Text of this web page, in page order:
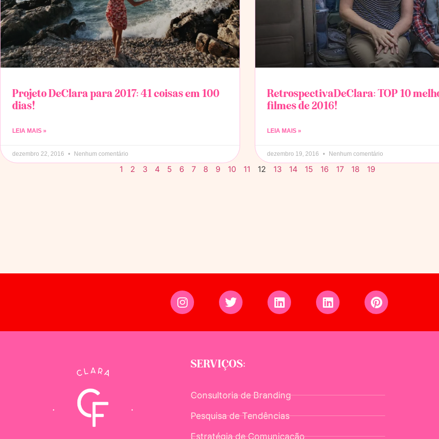
Projeto DeClara para 2017: 41 coisas em 100
dias!
LEIA MAIS »
dezembro 22, 2016 Nenhum comentário
RetrospectivaDeClara: TOP 10
filmes de 2016!
LEIA MAIS »
dezembro 19, 2016 Nenhum comentário
1 2 3 4 5 6 7 8 9 10 11 12 13 14 15 16 17 18 19
SERVIÇOS:
Consultoria de Branding
Pesquisa de Tendências
Estratégia de Comunicação